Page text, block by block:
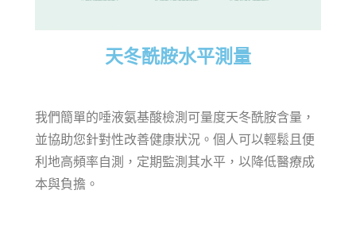
天冬酰胺水平測量
我們簡單的唾液氨基酸檢測可量度天冬酰胺含量，
並協助您針對性改善健康狀況。個人可以輕鬆且便
利地高頻率自測，定期監測其水平，以降低醫療成
本與負擔。